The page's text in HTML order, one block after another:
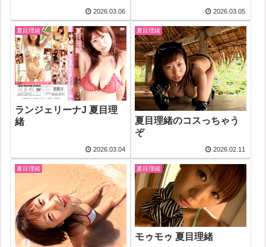
2026.03.06 2026.03.05
夏目理緒
ランジェリーナJ 夏目理
緒
2026.03.04
夏目理緒
夏目理緒のコスっちゃう
ぞ
2026.02.11
夏目理緒 夏目理緒
モゥモゥ 夏目理緒